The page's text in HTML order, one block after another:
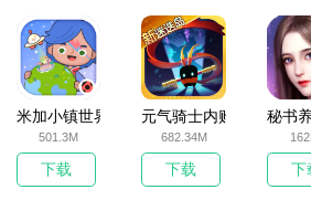
米加小镇世界2025官方版
501.3M
下载
元气骑士内购破解版
682.34M
下载
秘书
下